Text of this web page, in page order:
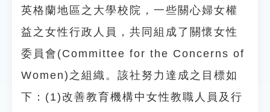
英格蘭地區之大學校院，一些關心婦女權
益之女性行政人員，共同組成了關懷女性
委員會(Committee for the Concerns of
Women)之組織。該社努力達成之目標如
下：(1)改善教育機構中女性教職人員及行